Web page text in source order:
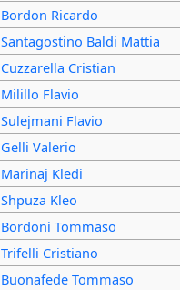
Bordon Ricardo
Santagostino Baldi Mattia
Cuzzarella Cristian
Milillo Flavio
Sulejmani Flavio
Gelli Valerio
Marinaj Kledi
Shpuza Kleo
Bordoni Tommaso
Trifelli Cristiano
Buonafede Tommaso